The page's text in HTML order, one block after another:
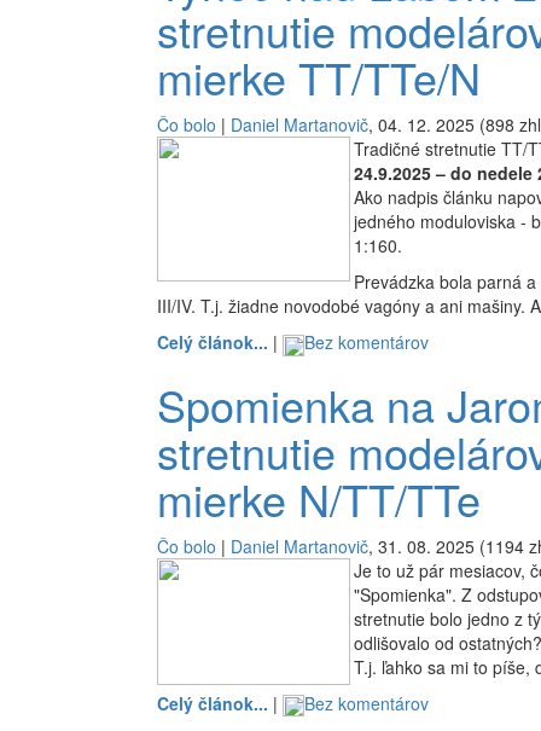
stretnutie
mierke TT/TTe/N
Čo bolo | Daniel Martanovič, 04. 12. 2025 (898
Tradičné stretnutie TT/
24.9.2025 – do nedele
Ako nadpis článku
jedného moduloviska -
1:160.
Prevádzka bola parná
III/IV. T.j. žiadne novodobé vagóny a ani mašiny.
Celý článok... | Bez komentárov
Spomienka na
stretnutie
mierke N/TT/TTe
Čo bolo | Daniel Martanovič, 31. 08. 2025 (1194
Je to už pár mesiacov,
"Spomienka". Z
stretnutie bolo jedno z
odlišovalo od
T.j. ľahko sa mi to píše,
Celý článok... | Bez komentárov